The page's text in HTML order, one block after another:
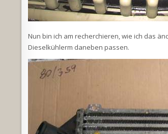
Nun bin ich am recherchieren, wie ich das
Dieselkühlerm daneben passen.